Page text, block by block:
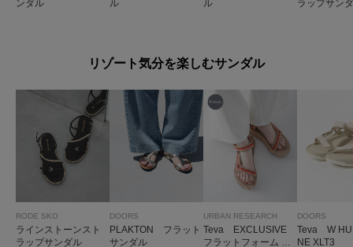
ンダル
ル
ル
ラップサン
リゾート気分を楽しむサンダル
RODE SKO
ラインストーンスト
ラップサンダル
DOORS
PLAKTON フラット
サンダル
URBAN RESEARCH
Teva EXCLUSIVE
フラットフォーム ユ
DOORS
Teva W
NE XLT3